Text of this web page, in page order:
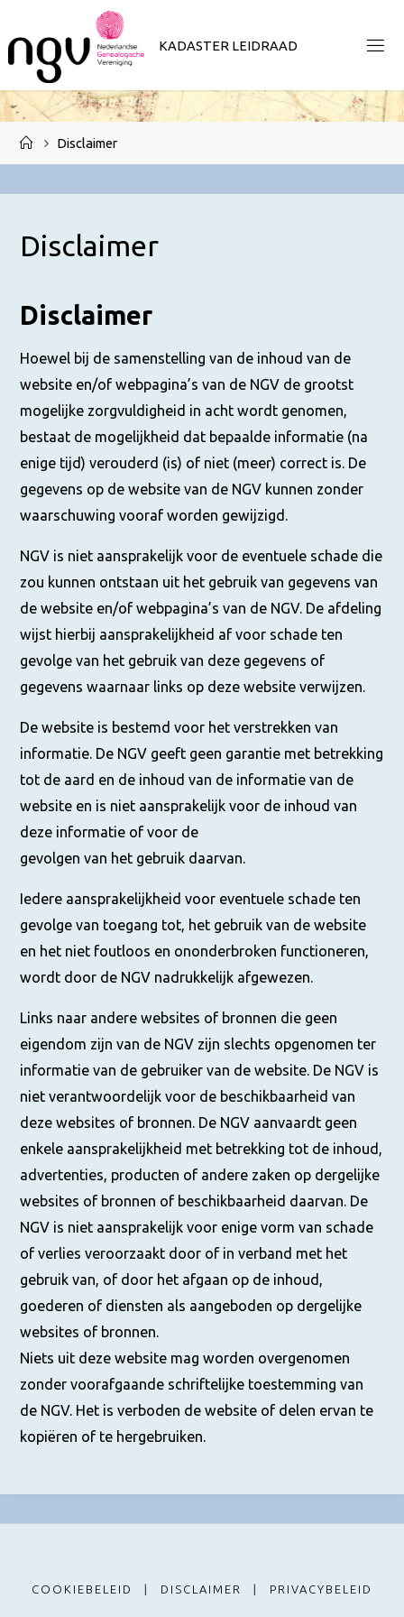
naar
de
inhoud
KADASTER LEIDRAAD
HomeDisclaimer
Disclaimer
Disclaimer
Hoewel bij de samenstelling van de inhoud van de
website en/of webpagina’s van de NGV de grootst
mogelijke zorgvuldigheid in acht wordt genomen,
bestaat de mogelijkheid dat bepaalde informatie (na
enige tijd) verouderd (is) of niet (meer) correct is. De
gegevens op de website van de NGV kunnen zonder
waarschuwing vooraf worden gewijzigd.
NGV is niet aansprakelijk voor de eventuele schade die
zou kunnen ontstaan uit het gebruik van gegevens van
de website en/of webpagina’s van de NGV. De afdeling
wijst hierbij aansprakelijkheid af voor schade ten
gevolge van het gebruik van deze gegevens of
gegevens waarnaar links op deze website verwijzen.
De website is bestemd voor het verstrekken van
informatie. De NGV geeft geen garantie met betrekking
tot de aard en de inhoud van de informatie van de
website en is niet aansprakelijk voor de inhoud van
deze informatie of voor de
gevolgen van het gebruik daarvan.
Iedere aansprakelijkheid voor eventuele schade ten
gevolge van toegang tot, het gebruik van de website
en het niet foutloos en ononderbroken functioneren,
wordt door de NGV nadrukkelijk afgewezen.
Links naar andere websites of bronnen die geen
eigendom zijn van de NGV zijn slechts opgenomen ter
informatie van de gebruiker van de website. De NGV is
niet verantwoordelijk voor de beschikbaarheid van
deze websites of bronnen. De NGV aanvaardt geen
enkele aansprakelijkheid met betrekking tot de inhoud,
advertenties, producten of andere zaken op dergelijke
websites of bronnen of beschikbaarheid daarvan. De
NGV is niet aansprakelijk voor enige vorm van schade
of verlies veroorzaakt door of in verband met het
gebruik van, of door het afgaan op de inhoud,
goederen of diensten als aangeboden op dergelijke
websites of bronnen.
Niets uit deze website mag worden overgenomen
zonder voorafgaande schriftelijke toestemming van
de NGV. Het is verboden de website of delen ervan te
kopiëren of te hergebruiken.
COOKIEBELEID DISCLAIMER PRIVACYBELEID